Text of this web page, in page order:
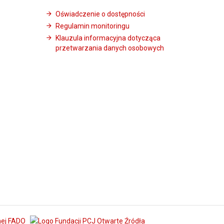
Oświadczenie o dostępności
Regulamin monitoringu
Klauzula informacyjna dotycząca
przetwarzania danych osobowych